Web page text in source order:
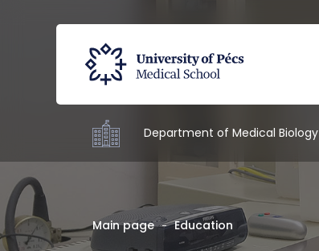
Department of Medical Biology
Main page Education